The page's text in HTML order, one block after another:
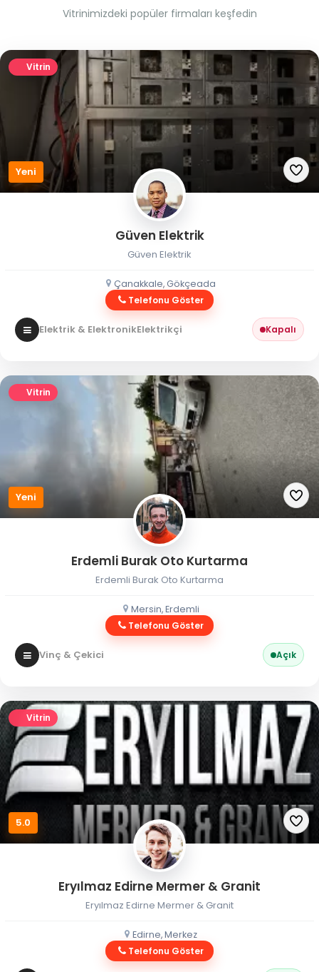
Vitrinimizdeki popüler firmaları keşfedin
Vitrin
Yeni
Güven Elektrik
Güven Elektrik
Çanakkale, Gökçeada
Telefonu Göster
Elektrik & ElektronikElektrikçi Kapalı
Vitrin
Yeni
Erdemli Burak Oto Kurtarma
Erdemli Burak Oto Kurtarma
Mersin, Erdemli
Telefonu Göster
Vinç & Çekici Açık
Vitrin
5.0
Eryılmaz Edirne Mermer & Granit
Eryılmaz Edirne Mermer & Granit
Edirne, Merkez
Telefonu Göster